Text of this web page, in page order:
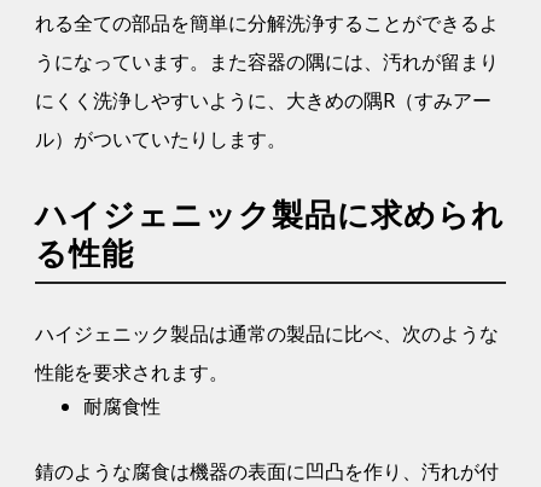
れる全ての部品を簡単に分解洗浄することができるよ
うになっています。また容器の隅には、汚れが留まり
にくく洗浄しやすいように、大きめの隅R（すみアー
ル）がついていたりします。
ハイジェニック製品に求められ
る性能
ハイジェニック製品は通常の製品に比べ、次のような
性能を要求されます。
耐腐食性
錆のような腐食は機器の表面に凹凸を作り、汚れが付